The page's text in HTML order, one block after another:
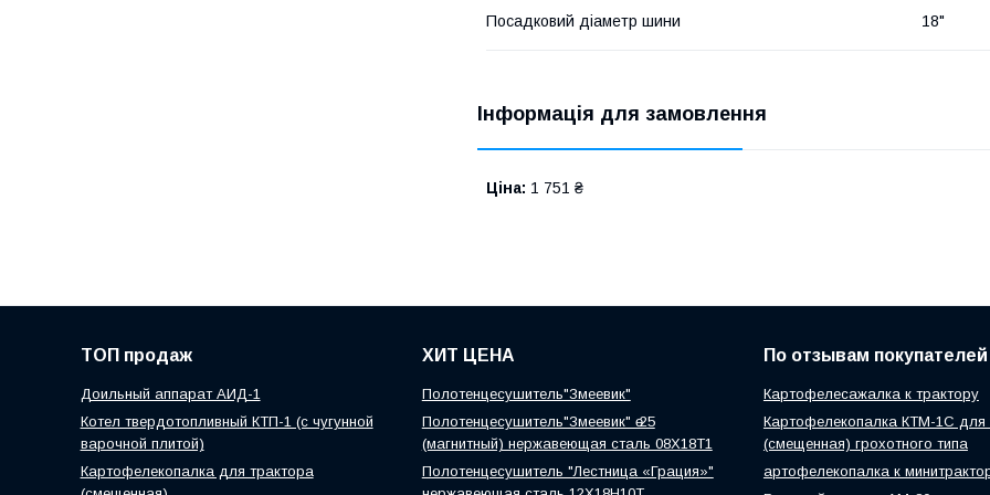
Посадковий діаметр шини 18"
Інформація для замовлення
Ціна: 1 751 ₴
ТОП продаж
Доильный аппарат АИД-1
Котел твердотопливный КТП-1 (с чугунной
варочной плитой)
Картофелекопалка для трактора
ХИТ ЦЕНА
Полотенцесушитель"Змеевик"
Полотенцесушитель"Змеевик" ө 25
(магнитный) нержавеющая сталь 08Х18Т1
Полотенцесушитель "Лестница «Грация»"
По отзывам покупателей
Картофелесажалка к трактору
Картофелекопалка КТМ-1С для
(смещенная) грохотного типа
артофелекопалка к